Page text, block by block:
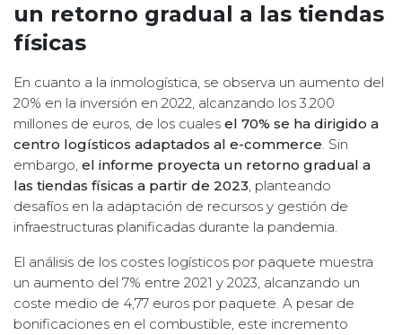
un retorno gradual a las tiendas
físicas
En cuanto a la inmologística, se observa un aumento del
20% en la inversión en 2022, alcanzando los 3.200
millones de euros, de los cuales el 70% se ha dirigido a
centro logísticos adaptados al e-commerce. Sin
embargo, el informe proyecta un retorno gradual a
las tiendas físicas a partir de 2023, planteando
desafíos en la adaptación de recursos y gestión de
infraestructuras planificadas durante la pandemia.
El análisis de los costes logísticos por paquete muestra
un aumento del 7% entre 2021 y 2023, alcanzando un
coste medio de 4,77 euros por paquete. A pesar de
bonificaciones en el combustible, este incremento